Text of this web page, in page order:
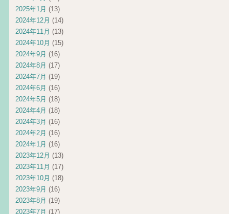
2025年1月 (13)
2024年12月 (14)
2024年11月 (13)
2024年10月 (15)
2024年9月 (16)
2024年8月 (17)
2024年7月 (19)
2024年6月 (16)
2024年5月 (18)
2024年4月 (18)
2024年3月 (16)
2024年2月 (16)
2024年1月 (16)
2023年12月 (13)
2023年11月 (17)
2023年10月 (18)
2023年9月 (16)
2023年8月 (19)
2023年7月 (17)